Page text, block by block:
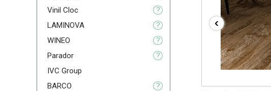
‹
Vinil Cloc
?
LAMINOVA
?
WINEO
?
Parador
?
IVC Group
BARCO
?